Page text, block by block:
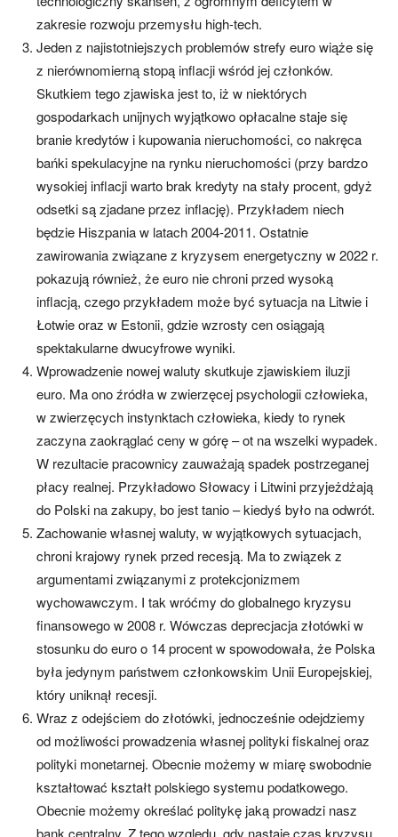
zakresie rozwoju przemysłu high-tech.
Jeden z najistotniejszych problemów strefy euro wiąże się
z nierównomierną stopą inflacji wśród jej członków.
Skutkiem tego zjawiska jest to, iż w niektórych
gospodarkach unijnych wyjątkowo opłacalne staje się
branie kredytów i kupowania nieruchomości, co nakręca
bańki spekulacyjne na rynku nieruchomości (przy bardzo
wysokiej inflacji warto brak kredyty na stały procent, gdyż
odsetki są zjadane przez inflację). Przykładem niech
będzie Hiszpania w latach 2004-2011. Ostatnie
zawirowania związane z kryzysem energetyczny w 2022 r.
pokazują również, że euro nie chroni przed wysoką
inflacją, czego przykładem może być sytuacja na Litwie i
Łotwie oraz w Estonii, gdzie wzrosty cen osiągają
spektakularne dwucyfrowe wyniki.
Wprowadzenie nowej waluty skutkuje zjawiskiem iluzji
euro. Ma ono źródła w zwierzęcej psychologii człowieka,
w zwierzęcych instynktach człowieka, kiedy to rynek
zaczyna zaokrąglać ceny w górę – ot na wszelki wypadek.
W rezultacie pracownicy zauważają spadek postrzeganej
płacy realnej. Przykładowo Słowacy i Litwini przyjeżdżają
do Polski na zakupy, bo jest tanio – kiedyś było na odwrót.
Zachowanie własnej waluty, w wyjątkowych sytuacjach,
chroni krajowy rynek przed recesją. Ma to związek z
argumentami związanymi z protekcjonizmem
wychowawczym. I tak wróćmy do globalnego kryzysu
finansowego w 2008 r. Wówczas deprecjacja złotówki w
stosunku do euro o 14 procent w spowodowała, że Polska
była jedynym państwem członkowskim Unii Europejskiej,
który uniknął recesji.
Wraz z odejściem do złotówki, jednocześnie odejdziemy
od możliwości prowadzenia własnej polityki fiskalnej oraz
polityki monetarnej. Obecnie możemy w miarę swobodnie
kształtować kształt polskiego systemu podatkowego.
Obecnie możemy określać politykę jaką prowadzi nasz
bank centralny. Z tego względu, gdy nastaje czas kryzysu,